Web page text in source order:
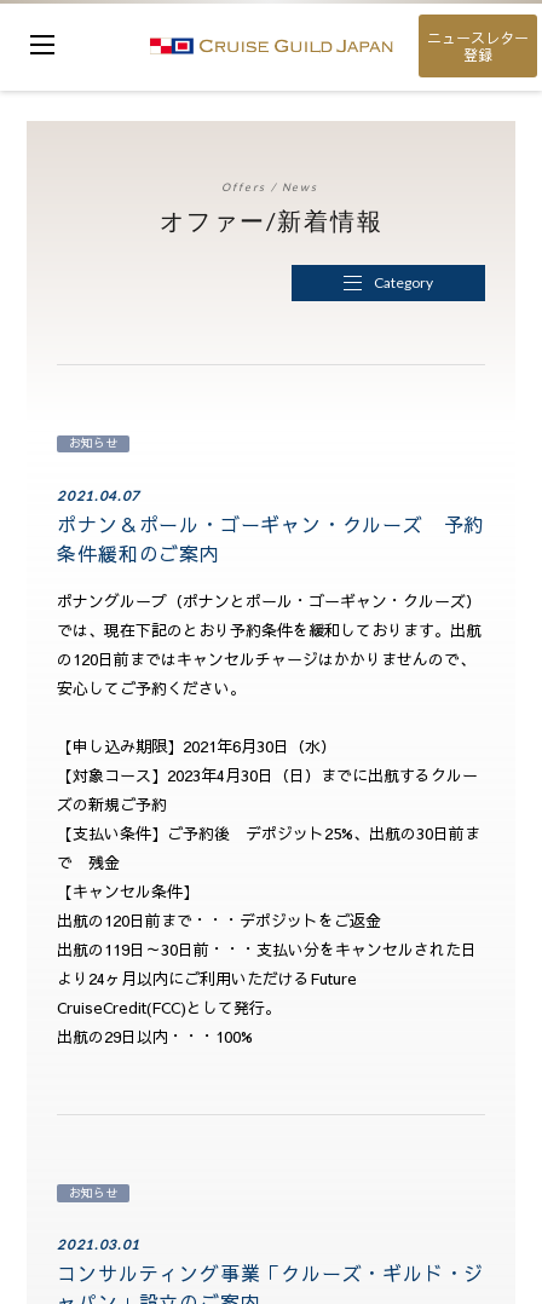
ニュースレター
登録
Offers / News
オファー/新着情報
Category
お知らせ
2021.04.07
ポナン＆ポール・ゴーギャン・クルーズ 予約
条件緩和のご案内
ポナングループ（ポナンとポール・ゴーギャン・クルーズ）
では、現在下記のとおり予約条件を緩和しております。出航
の120日前まではキャンセルチャージはかかりませんので、
安心してご予約ください。
【申し込み期限】2021年6月30日（水）
【対象コース】2023年4月30日（日）までに出航するクルー
ズの新規ご予約
【支払い条件】ご予約後 デポジット25%、出航の30日前ま
で 残金
【キャンセル条件】
出航の120日前まで・・・デポジットをご返金
出航の119日～30日前・・・支払い分をキャンセルされた日
より24ヶ月以内にご利用いただけるFuture
CruiseCredit(FCC)として発行。
出航の29日以内・・・100%
お知らせ
2021.03.01
コンサルティング事業「クルーズ・ギルド・ジ